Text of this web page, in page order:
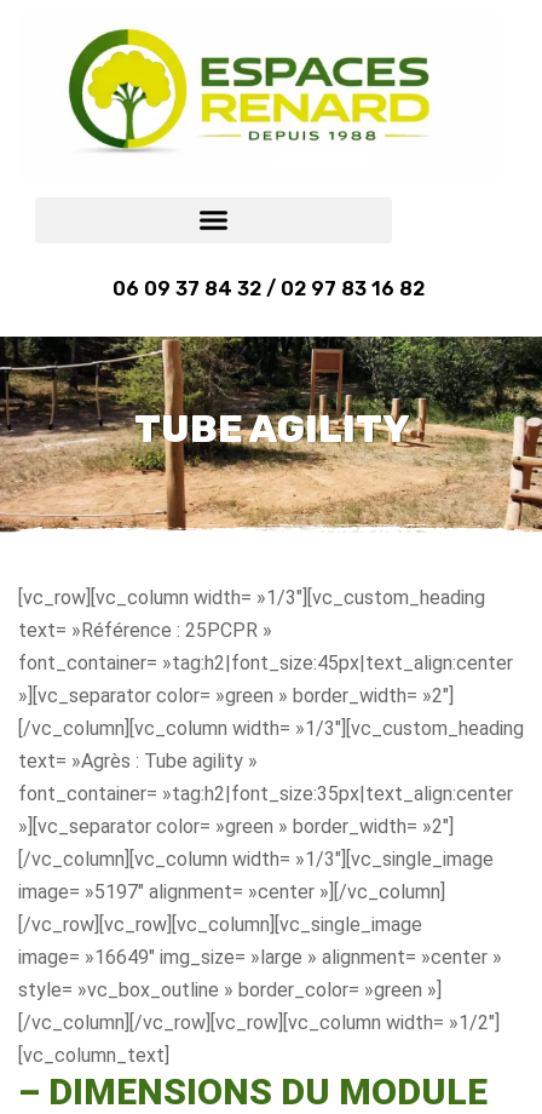
06 09 37 84 32 / 02 97 83 16 82
TUBE AGILITY
[vc_row][vc_column width= »1/3″][vc_custom_heading
text= »Référence : 25PCPR »
font_container= »tag:h2|font_size:45px|text_align:center
»][vc_separator color= »green » border_width= »2″]
[/vc_column][vc_column width= »1/3″][vc_custom_heading
text= »Agrès : Tube agility »
font_container= »tag:h2|font_size:35px|text_align:center
»][vc_separator color= »green » border_width= »2″]
[/vc_column][vc_column width= »1/3″][vc_single_image
image= »5197″ alignment= »center »][/vc_column]
[/vc_row][vc_row][vc_column][vc_single_image
image= »16649″ img_size= »large » alignment= »center »
style= »vc_box_outline » border_color= »green »]
[/vc_column][/vc_row][vc_row][vc_column width= »1/2″]
[vc_column_text]
– DIMENSIONS DU MODULE